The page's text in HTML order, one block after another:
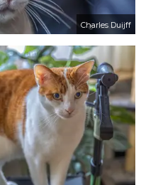
Charles Duijff